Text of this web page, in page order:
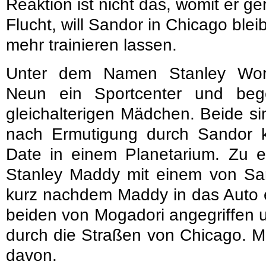
Reaktion ist nicht das, womit er
Flucht, will Sandor in Chicago
mehr trainieren lassen.
Unter dem Namen Stanley
Neun ein Sportcenter und
gleichalterigen Mädchen. Beide
nach Ermutigung durch Sandor
Date in einem Planetarium. Zu
Stanley Maddy mit einem von
kurz nachdem Maddy in das
beiden von Mogadori angegriffen
durch die Straßen von Chicago.
davon.